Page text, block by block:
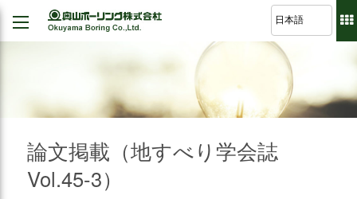
我が社の大悲願
品質方針
代表挨拶
地すべり防止工事
のり面保護工事
さく井工事
R&D 論文集
波形集水パイプ
論文掲載（地すべり学会誌
Vol.45-3）